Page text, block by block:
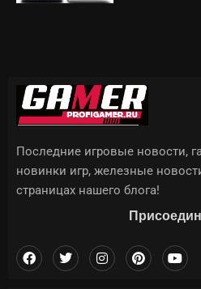
Последние игровые новости,
новинки игр, железные
страницах нашего блога!